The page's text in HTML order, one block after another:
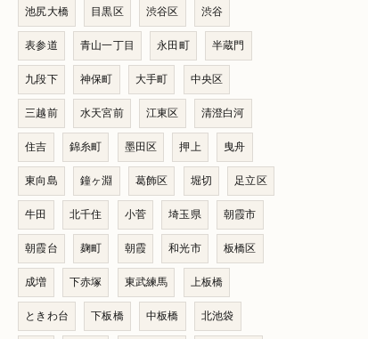
池尻大橋 目黒区 渋谷区 渋谷
表参道 青山一丁目 永田町 半蔵門
九段下 神保町 大手町 中央区
三越前 水天宮前 江東区 清澄白河
住吉 錦糸町 墨田区 押上 曳舟
東向島 鐘ヶ淵 葛飾区 堀切 足立区
牛田 北千住 小菅 埼玉県 朝霞市
朝霞台 麹町 朝霞 和光市 板橋区
成増 下赤塚 東武練馬 上板橋
ときわ台 下板橋 中板橋 北池袋